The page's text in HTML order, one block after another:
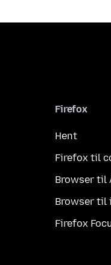
Firefox
Hent
Firefox til
Browser til
Browser til
Firefox